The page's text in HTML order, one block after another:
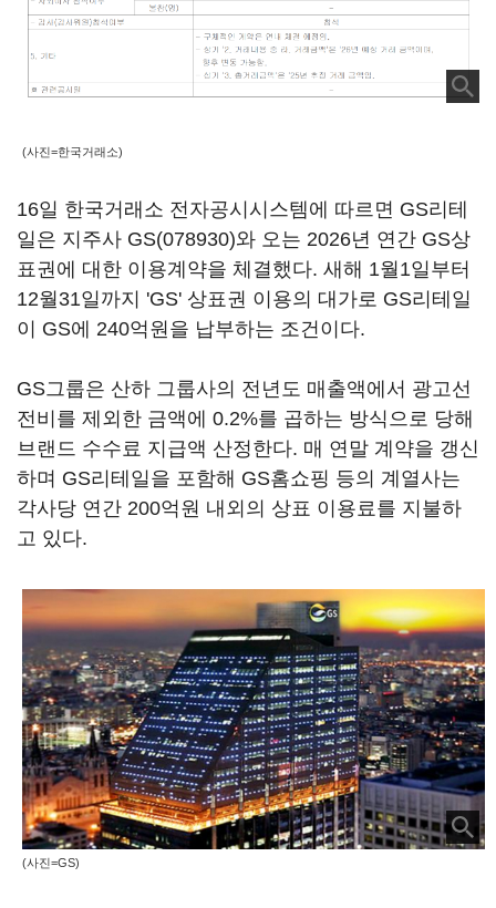
(사진=한국거래소)
16일 한국거래소 전자공시시스템에 따르면 GS리테
일은 지주사 GS(078930)와 오는 2026년 연간 GS상
표권에 대한 이용계약을 체결했다. 새해 1월1일부터
12월31일까지 'GS' 상표권 이용의 대가로 GS리테일
이 GS에 240억원을 납부하는 조건이다.
GS그룹은 산하 그룹사의 전년도 매출액에서 광고선
전비를 제외한 금액에 0.2%를 곱하는 방식으로 당해
브랜드 수수료 지급액 산정한다. 매 연말 계약을 갱신
하며 GS리테일을 포함해 GS홈쇼핑 등의 계열사는
각사당 연간 200억원 내외의 상표 이용료를 지불하
고 있다.
(사진=GS)